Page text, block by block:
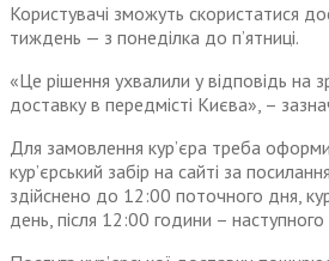
Користувачі зможуть скористатися
тиждень — з понеділка до п’ятниці.
«Це рішення ухвалили у відповідь на
доставку в передмісті Києва», –
Для замовлення кур’єра треба
кур’єрський забір на сайті за
здійснено до 12:00 поточного дня,
день, після 12:00 години – наступного